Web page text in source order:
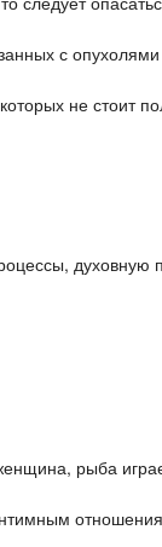
с
не стоит
духовную
рыба